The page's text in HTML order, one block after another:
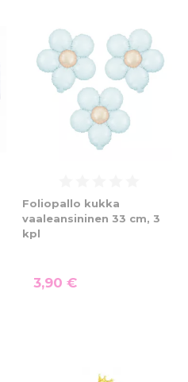
Foliopallo kukka
vaaleansininen 33 cm, 3
kpl
3,90 €